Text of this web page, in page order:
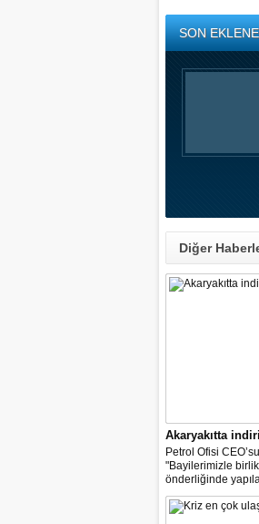
SON
Diğer
Akaryakıtta
Petrol Ofisi
"Bayilerimizle
önderliğinde
sonucunda,
paylarımızdan